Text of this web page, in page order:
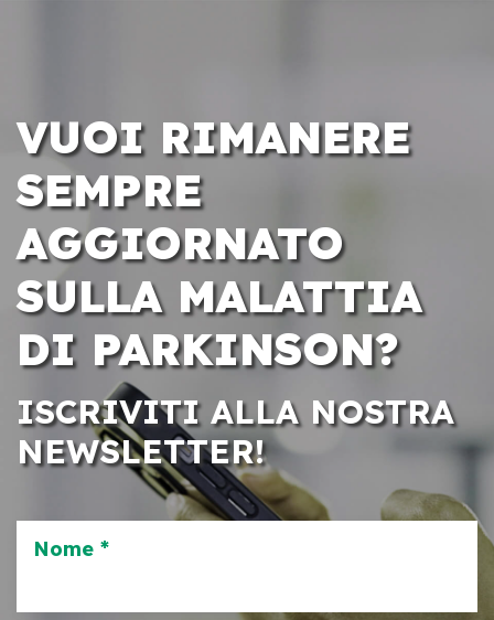
VUOI RIMANERE
SEMPRE
AGGIORNATO
SULLA MALATTIA
DI PARKINSON?
ISCRIVITI ALLA NOSTRA
NEWSLETTER!
Nome *